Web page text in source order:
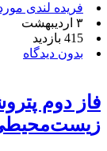
فریده لندی
۳ اردیبهشت
415 بازدید
بدون دیدگاه
فاز دوم